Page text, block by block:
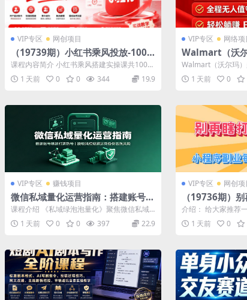
VIP专区 网创项目
（19739期）小红书乘风投放-100
分钟实操课｜开户返点·标准投搭建·
莱卡定向，新店建模撬动笔记自然流
量全套教学
课程内容简介 小红书乘风搭建实操课共100分
钟实战内容，围绕代理商开户返点、新店...
1 天前 0 0 344 19.9
VIP专区 网络项
Walmart（沃
项目，单账号
益可达800+带
Walmart（沃尔玛
号日收益20+单电脑
1 天前 0
VIP专区 赚钱项目
微信私域量化运营指南：搭建账号基
建打造热号，脱敏风控规避运营各类
高危风险
课程介绍 《私域绿泡泡量化》聚焦微信私域
规模化、安全化运营，围绕账号基建、热号
养...1 天前 0 0 397 22.9
VIP专区 网创项
（19736期）
业每天稳定躺
介绍： 给大家推荐
收益、长期被动躺
信...1 天前 0